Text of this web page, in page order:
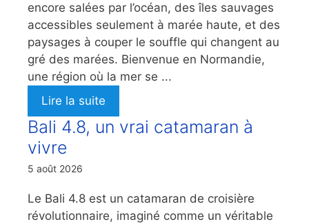
encore salées par l’océan, des îles sauvages
accessibles seulement à marée haute, et des
paysages à couper le souffle qui changent au
gré des marées. Bienvenue en Normandie,
une région où la mer se ...
Lire la suite
Bali 4.8, un vrai catamaran à
vivre
5 août 2026
Le Bali 4.8 est un catamaran de croisière
révolutionnaire, imaginé comme un véritable